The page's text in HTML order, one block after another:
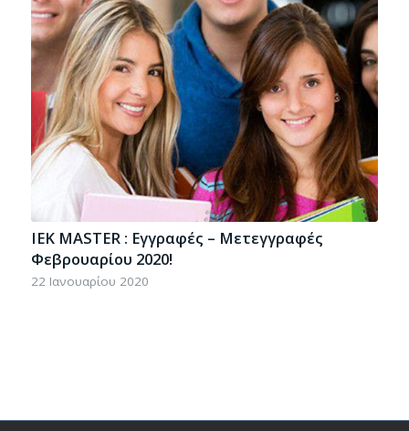
IEK MASTER : Eγγραφές – Μετεγγραφές
Φεβρουαρίου 2020!
22 Ιανουαρίου 2020